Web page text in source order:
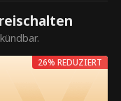
um
26% REDUZIERT